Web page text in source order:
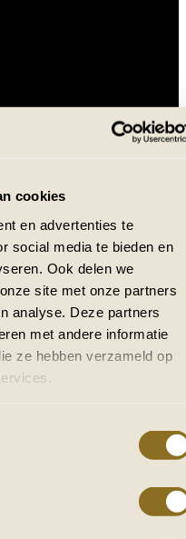
cookies
en advertenties te
social media te bieden en
Ook delen we
site met onze partners
analyse. Deze partners
met andere informatie
ze hebben verzameld op